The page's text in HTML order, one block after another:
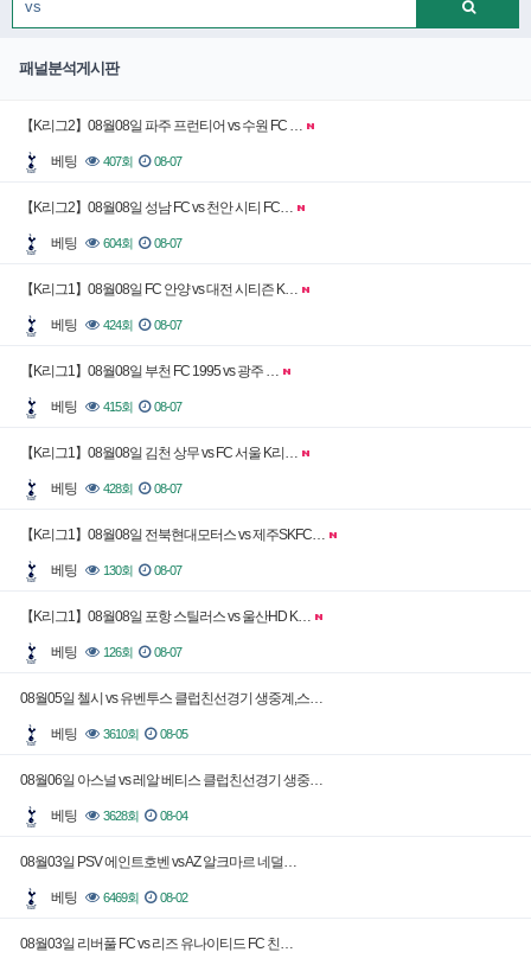
패널분석게시판
【K리그2】08월08일 파주 프런티어 vs 수원 FC …
베팅 407회 08-07
【K리그2】08월08일 성남 FC vs 천안 시티 FC…
베팅 604회 08-07
【K리그1】08월08일 FC 안양 vs 대전 시티즌 K…
베팅 424회 08-07
【K리그1】08월08일 부천 FC 1995 vs 광주 …
베팅 415회 08-07
【K리그1】08월08일 김천 상무 vs FC 서울 K리…
베팅 428회 08-07
【K리그1】08월08일 전북현대모터스 vs 제주SKFC…
베팅 130회 08-07
【K리그1】08월08일 포항 스틸러스 vs 울산HD K…
베팅 126회 08-07
08월05일 첼시 vs 유벤투스 클럽친선경기 생중계,스…
베팅 3610회 08-05
08월06일 아스널 vs 레알 베티스 클럽친선경기 생중…
베팅 3628회 08-04
08월03일 PSV 에인트호벤 vs AZ 알크마르 네덜…
베팅 6469회 08-02
08월03일 리버풀 FC vs 리즈 유나이티드 FC 친…